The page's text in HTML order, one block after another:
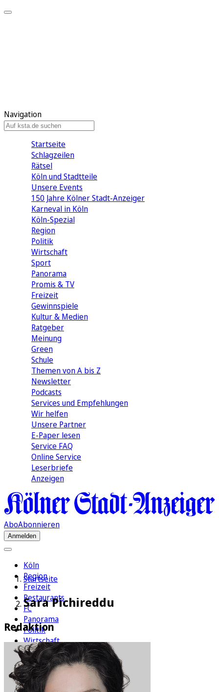
Navigation
Startseite
Schlagzeilen
Rätsel
Köln und Stadtteile
Unsere Events
150 Jahre Kölner Stadt-Anzeiger
Karneval in Köln
Köln-Spezial
Region
Politik
Wirtschaft
Sport
Panorama
Promis & TV
Freizeit
Gewinnspiele
Kultur & Medien
Ratgeber
Meinung
Green
Schule
Themen von A bis Z
Newsletter
Podcasts
Services und Empfehlungen
Wir helfen
Unsere Partner
E-Paper lesen
Service FAQ
Online Service
Leserbriefe
Anzeigen
AboAbonnieren
Anmelden
Köln
Region
Freizeit
Restaurants
FC
Panorama
Politik
Wirtschaft
Kultur
Rätsel
Newsletter
E-Paper
Startseite
Sara Pichireddu
Redaktion